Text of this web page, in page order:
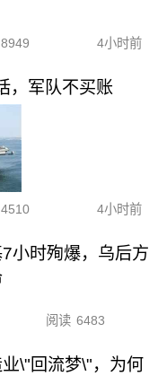
8949 4小时前
，军队不买账
4510 4小时前
小时殉爆，乌后方
阅读 6483
\"回流梦\"，为何